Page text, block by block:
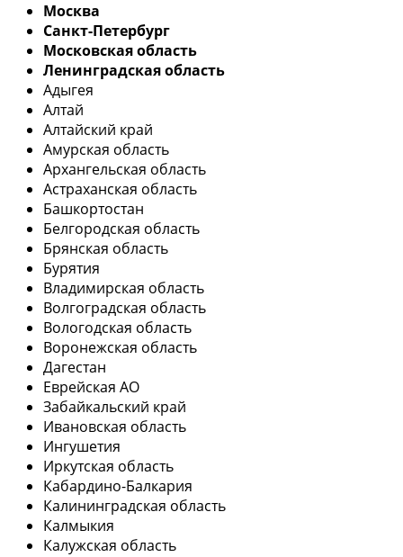
Москва
Санкт-Петербург
Московская область
Ленинградская область
Адыгея
Алтай
Алтайский край
Амурская область
Архангельская область
Астраханская область
Башкортостан
Белгородская область
Брянская область
Бурятия
Владимирская область
Волгоградская область
Вологодская область
Воронежская область
Дагестан
Еврейская АО
Забайкальский край
Ивановская область
Ингушетия
Иркутская область
Кабардино-Балкария
Калининградская область
Калмыкия
Калужская область